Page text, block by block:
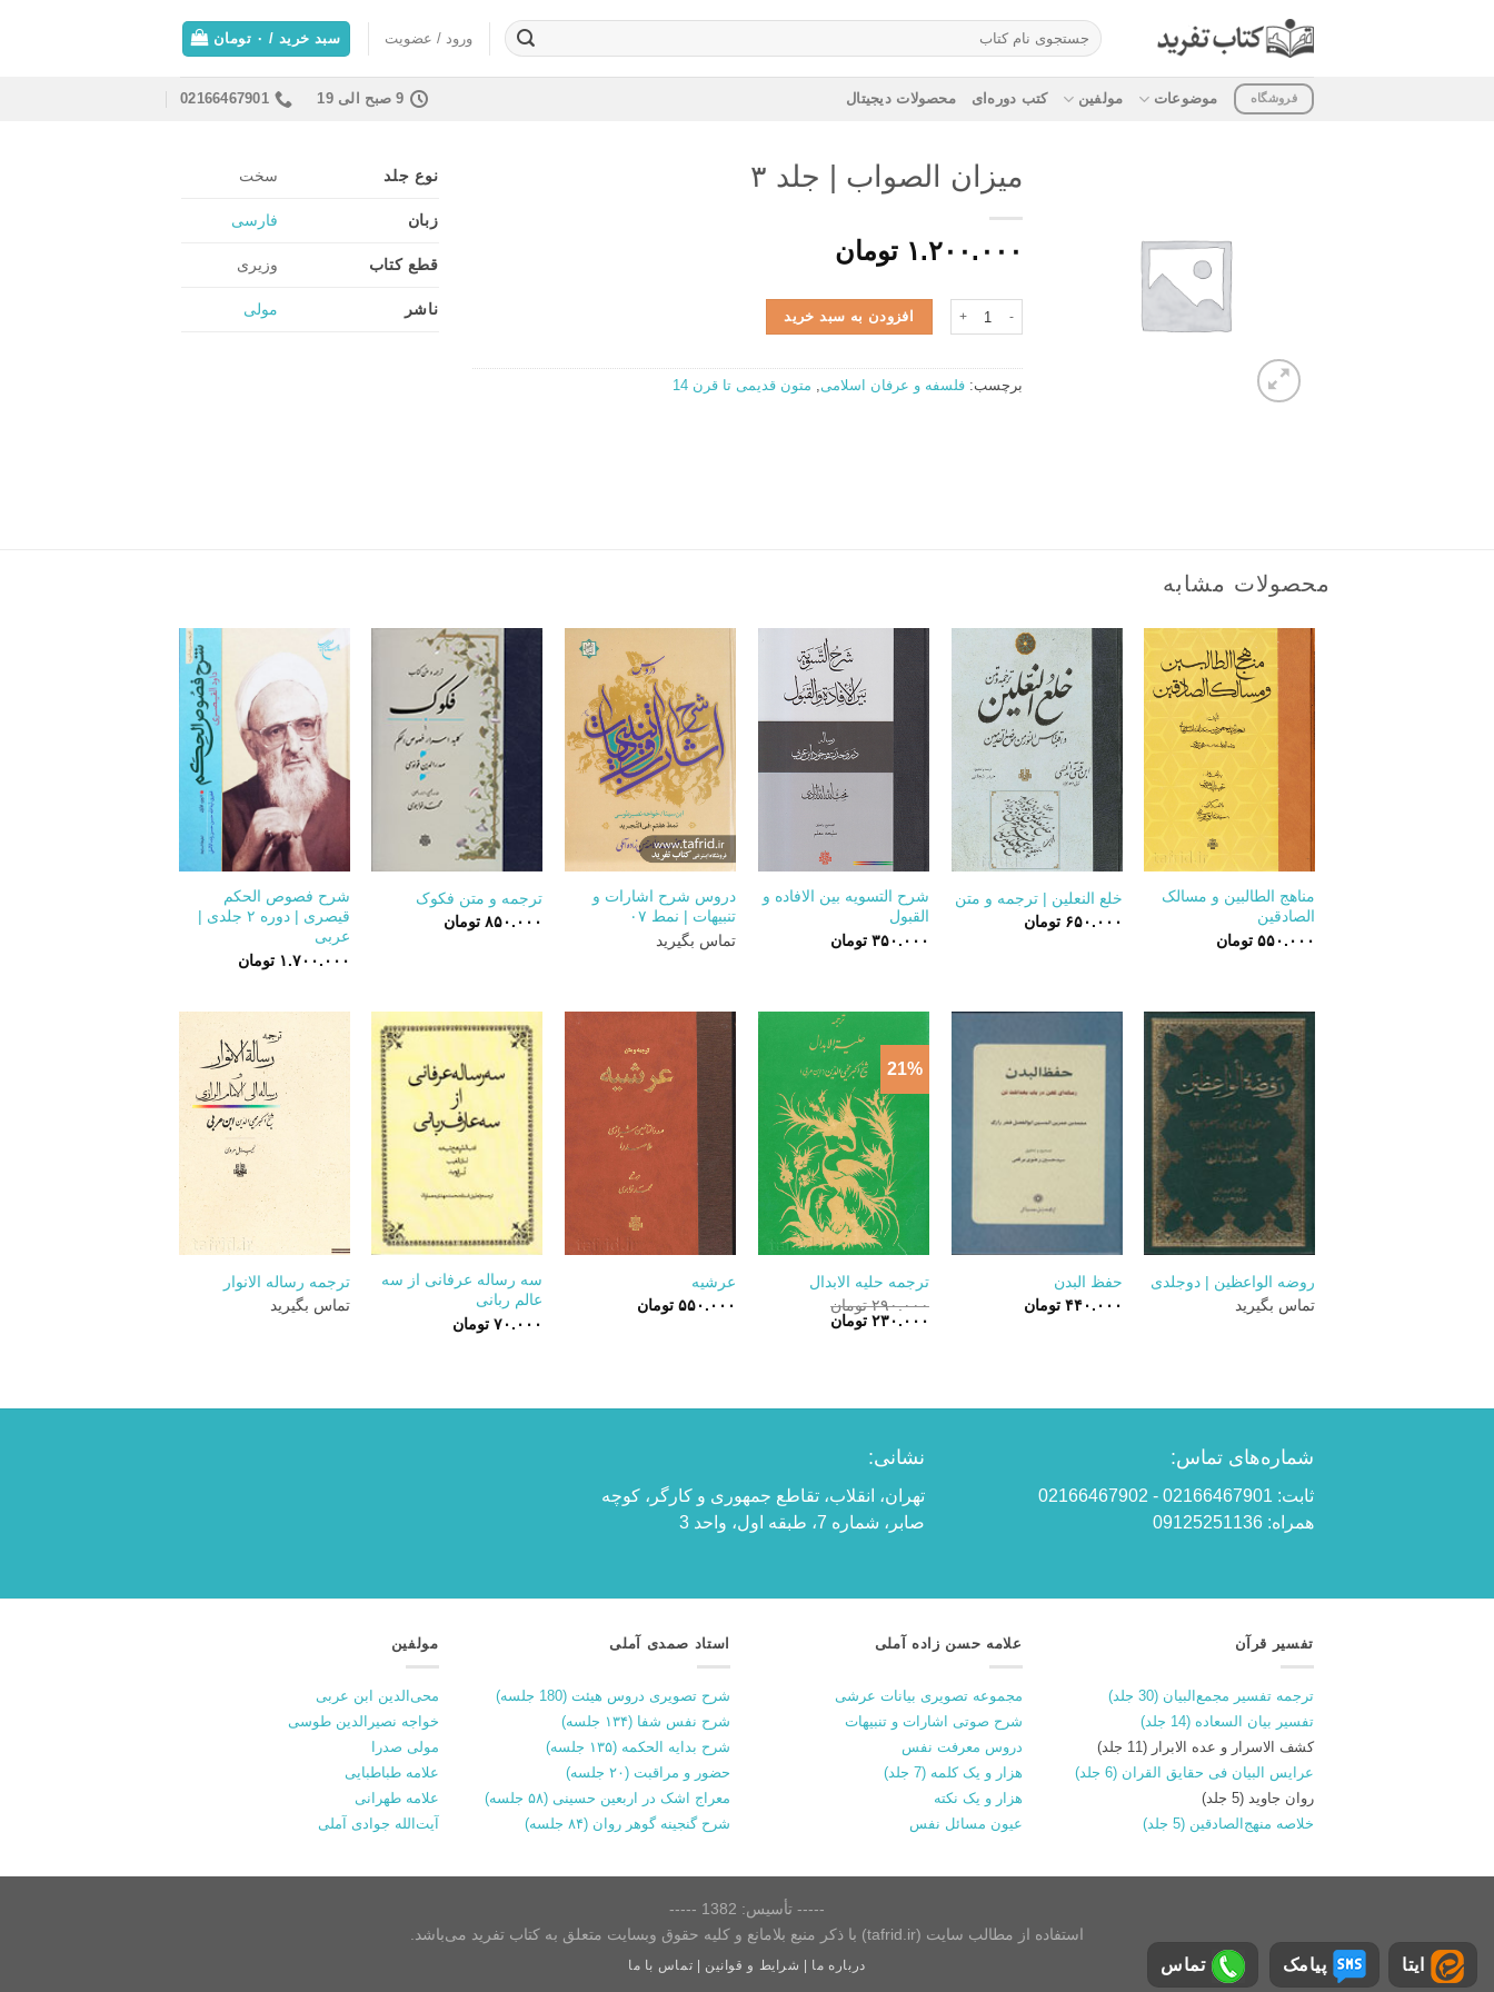
ایتا پیامک تماس
جستجو
برای:
ورود / عضویت سبد خرید / ۰ تومان
فروشگاه موضوعات مولفین کتب دوره‌ای محصولات دیجیتال 9 صبح الی 19 02166467901
میزان‏ الصواب‏ | جلد ۳
۱.۲۰۰.۰۰۰ تومان
افزودن به سبد خرید
برچسب:فلسفه و عرفان اسلامی متون قدیمی تا قرن 14
نوع جلد سخت
زبان فارسی
قطع کتاب وزیری
ناشر مولی
محصولات مشابه
+
مناهج الطالبین و مسالک
الصادقین
۵۵۰.۰۰۰ تومان
خلع النعلین | ترجمه و متن
۶۵۰.۰۰۰ تومان
شرح التسویه بین الافاده و
القبول
۳۵۰.۰۰۰ تومان
دروس شرح اشارات و
تنبیهات | نمط ۰۷
تماس بگیرید
ترجمه و متن فکوک
۸۵۰.۰۰۰ تومان
+
شرح فصوص الحکم
قیصری | دوره ۲ جلدی |
عربی
۱.۷۰۰.۰۰۰ تومان
+
روضه الواعظین | دوجلدی
تماس بگیرید
حفظ البدن
۴۴۰.۰۰۰ تومان
21%
+
ترجمه حلیه الابدال
۲۹۰.۰۰۰ تومان
قیمت
۲۳۰.۰۰۰ تومان
عرشیه
۵۵۰.۰۰۰ تومان
+
سه رساله عرفانی از سه
عالم ربانی
۷۰.۰۰۰ تومان
+
ترجمه رساله الانوار
تماس بگیرید
شماره‌های تماس:
ثابت: 02166467901 - 02166467902
همراه: 09125251136
نشانی:
تهران، انقلاب، تقاطع جمهوری و کارگر، کوچه
صابر، شماره 7، طبقه اول، واحد 3
تفسیر قرآن
ترجمه تفسیر مجمع‌البیان (30 جلد)
تفسیر بیان السعاده (14 جلد)
کشف الاسرار و عده الابرار (11 جلد)
عرایس البیان فی حقایق القران (6 جلد)
روان جاوید (5 جلد)
خلاصه منهج‌الصادقین (5 جلد)
علامه حسن زاده آملی
مجموعه تصویری بیانات عرشی
شرح صوتی اشارات و تنبیهات
دروس معرفت نفس
هزار و یک کلمه (7 جلد)
هزار و یک نکته
عیون مسائل نفس
استاد صمدی آملی
شرح تصویری دروس هیئت (180 جلسه)
شرح نفس شفا (۱۳۴ جلسه)
شرح بدایه الحکمه (۱۳۵ جلسه)
حضور و مراقبت (۲۰ جلسه)
معراج اشک در اربعین حسینی (۵۸ جلسه)
شرح گنجینه گوهر روان (۸۴ جلسه)
مولفین
محی‌الدین ابن عربی
خواجه نصیرالدین طوسی
مولی صدرا
علامه طباطبایی
علامه طهرانی
آیت‌الله جوادی آملی
----- تأسیس: 1382 -----
استفاده از مطالب سایت (tafrid.ir) با ذکر منبع بلامانع و کلیه حقوق وبسایت متعلق به کتاب تفرید می‌باشد.
درباره ما شرایط و قوانین تماس با ما